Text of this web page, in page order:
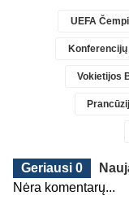
UEFA
Vokietijos
Geriausi 0
Nėra komentarų...